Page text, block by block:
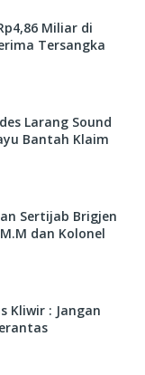
Miliar di
Tersangka
Larang Sound
Bantah Klaim
Sertijab Brigjen
dan Kolonel
Kliwir : Jangan